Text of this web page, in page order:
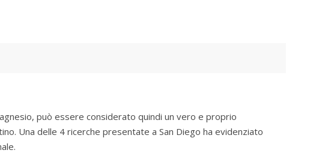
può essere considerato quindi un vero e proprio
Una delle 4 ricerche presentate a San Diego ha evidenziato